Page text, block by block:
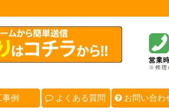
例 よくある質問 お問い合わ